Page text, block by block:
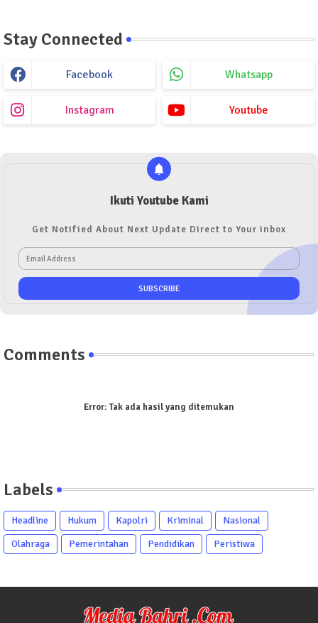
Stay Connected
Facebook Whatsapp
Instagram Youtube
Ikuti Youtube Kami
Get Notified About Next Update Direct to Your inbox
Comments
Error:Tak ada hasil yang ditemukan
Labels
Headline Hukum Kapolri Kriminal
Nasional
Olahraga
Pemerintahan Pendidikan Peristiwa